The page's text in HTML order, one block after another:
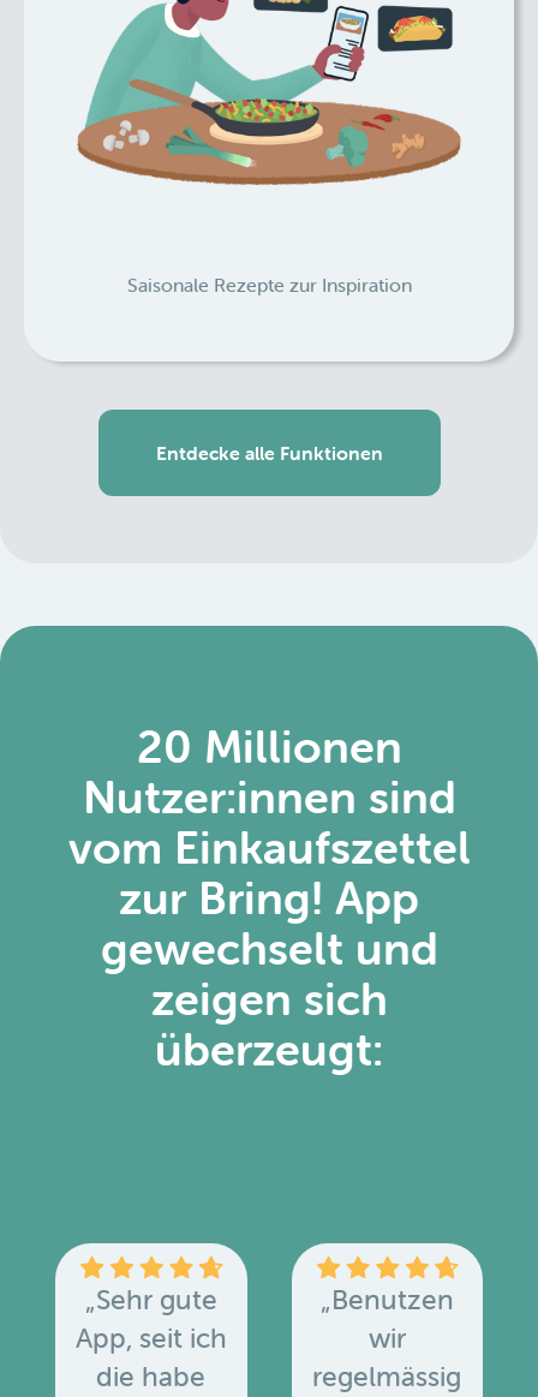
Saisonale Rezepte zur Inspiration
Entdecke alle Funktionen
20 Millionen
Nutzer:innen sind
vom Einkaufszettel
zur Bring! App
gewechselt und
zeigen sich
überzeugt:
„Sehr gute
App, seit ich
die habe
„Benutzen
wir
regelmässig